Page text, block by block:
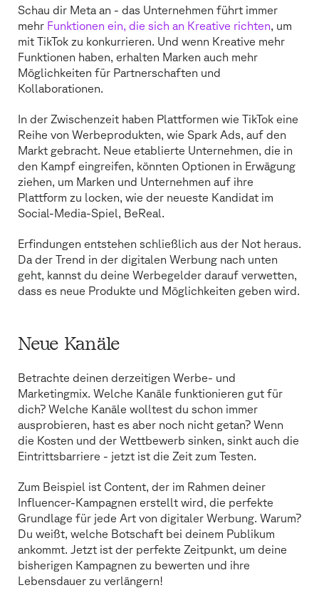
Schau dir Meta an - das Unternehmen führt immer
mehr Funktionen ein, die sich an Kreative richten , um
mit TikTok zu konkurrieren. Und wenn Kreative mehr
Funktionen haben, erhalten Marken auch mehr
Möglichkeiten für Partnerschaften und
Kollaborationen.
In der Zwischenzeit haben Plattformen wie TikTok eine
Reihe von Werbeprodukten, wie Spark Ads, auf den
Markt gebracht. Neue etablierte Unternehmen, die in
den Kampf eingreifen, könnten Optionen in Erwägung
ziehen, um Marken und Unternehmen auf ihre
Plattform zu locken, wie der neueste Kandidat im
Social-Media-Spiel, BeReal.
Erfindungen entstehen schließlich aus der Not heraus.
Da der Trend in der digitalen Werbung nach unten
geht, kannst du deine Werbegelder darauf verwetten,
dass es neue Produkte und Möglichkeiten geben wird.
Neue Kanäle
Betrachte deinen derzeitigen Werbe- und
Marketingmix. Welche Kanäle funktionieren gut für
dich? Welche Kanäle wolltest du schon immer
ausprobieren, hast es aber noch nicht getan? Wenn
die Kosten und der Wettbewerb sinken, sinkt auch die
Eintrittsbarriere - jetzt ist die Zeit zum Testen.
Zum Beispiel ist Content, der im Rahmen deiner
Influencer-Kampagnen erstellt wird, die perfekte
Grundlage für jede Art von digitaler Werbung. Warum?
Du weißt, welche Botschaft bei deinem Publikum
ankommt. Jetzt ist der perfekte Zeitpunkt, um deine
bisherigen Kampagnen zu bewerten und ihre
Lebensdauer zu verlängern!